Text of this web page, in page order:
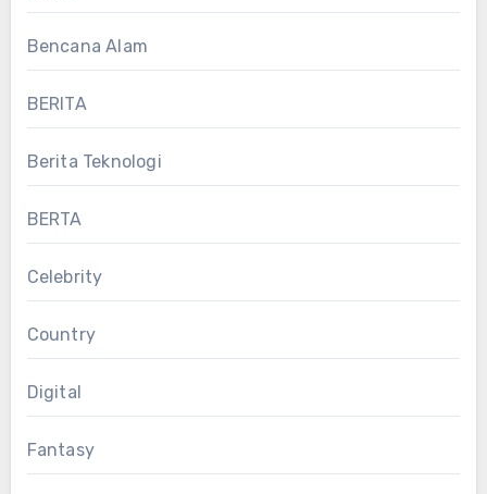
Bencana Alam
BERITA
Berita Teknologi
BERTA
Celebrity
Country
Digital
Fantasy